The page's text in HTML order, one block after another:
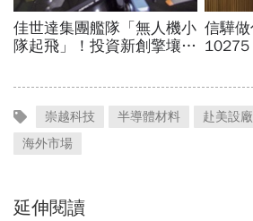
崇越科技 半導體材料 赴美設廠
海外市場
延伸閱讀